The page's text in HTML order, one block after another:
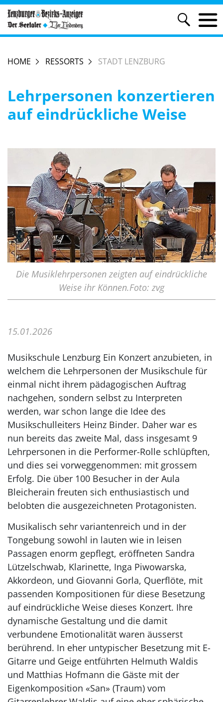
HOME RESSORTS STADT LENZBURG
Lehrpersonen konzertieren
auf eindrückliche Weise
Die Musiklehrpersonen zeigten auf eindrückliche
Weise ihr Können.Foto: zvg
15.01.2026
Musikschule Lenzburg Ein Konzert anzubieten, in
welchem die Lehrpersonen der Musikschule für
einmal nicht ihrem pädagogischen Auftrag
nachgehen, sondern selbst zu Interpreten
werden, war schon lange die Idee des
Musikschulleiters Heinz Binder. Daher war es
nun bereits das zweite Mal, dass insgesamt 9
Lehrpersonen in die Performer-Rolle schlüpften,
und dies sei vorweggenommen: mit grossem
Erfolg. Die über 100 Besucher in der Aula
Bleicherain freuten sich enthusiastisch und
belobten die ausgezeichneten Protagonisten.
Musikalisch sehr variantenreich und in der
Tongebung sowohl in lauten wie in leisen
Passagen enorm gepflegt, eröffneten Sandra
Lützelschwab, Klarinette, Inga Piwowarska,
Akkordeon, und Giovanni Gorla, Querflöte, mit
passenden Kompositionen für diese Besetzung
auf eindrückliche Weise dieses Konzert. Ihre
dynamische Gestaltung und die damit
verbundene Emotionalität waren äusserst
berührend. In eher untypischer Besetzung mit E-
Gitarre und Geige entführten Helmuth Waldis
und Matthias Hofmann die Gäste mit der
Eigenkomposition «San» (Traum) vom